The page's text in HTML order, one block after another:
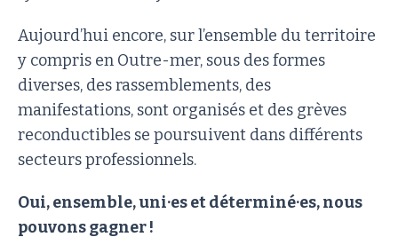
Aujourd’hui encore, sur l’ensemble du territoire
y compris en Outre-mer, sous des formes
diverses, des rassemblements, des
manifestations, sont organisés et des grèves
reconductibles se poursuivent dans différents
secteurs professionnels.
Oui, ensemble, uni·es et déterminé·es, nous
pouvons gagner !